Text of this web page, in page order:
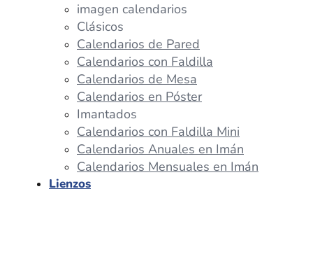
imagen calendarios
Clásicos
Calendarios de Pared
Calendarios con Faldilla
Calendarios de Mesa
Calendarios en Póster
Imantados
Calendarios con Faldilla Mini
Calendarios Anuales en Imán
Calendarios Mensuales en Imán
Lienzos